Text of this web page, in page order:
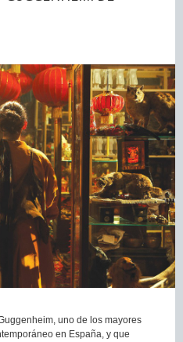
uno de los mayores
en España, y que